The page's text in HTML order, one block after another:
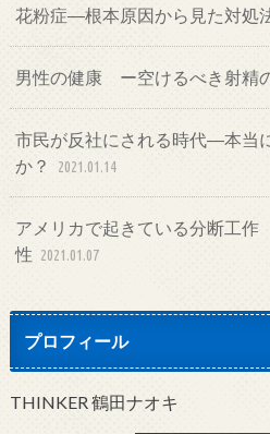
花粉症―根本原因から見た対処
男性の健康 ー空けるべき射精
市民が反社にされる時代―本当
か？
2021.01.14
アメリカで起きている分断工
性 2021.01.07
プロフィール
THINKER 鶴田ナオキ